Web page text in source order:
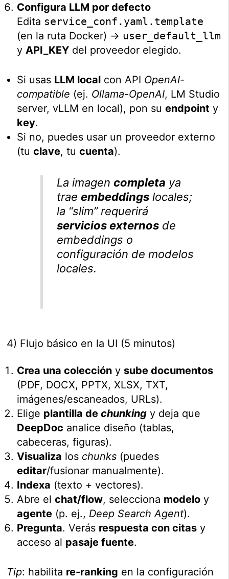
Configura LLM por defecto
Edita service_conf.yaml.template
(en la ruta Docker) → user_default_llm
yAPI_KEY del proveedor elegido.
Si usas LLM local con API OpenAI-
compatible (ej. Ollama-OpenAI, LM Studio
server, vLLM en local), pon suendpoint y
key.
Si no, puedes usar un proveedor externo
(tuclave, tucuenta).
La imagen completa ya
trae embeddingslocales;
la “slim” requerirá
servicios externosde
embeddings o
configuración de modelos
locales.
4) Flujo básico en la UI (5 minutos)
Crea una colección y sube documentos
(PDF, DOCX, PPTX, XLSX, TXT,
imágenes/escaneados, URLs).
Elige plantilla dechunking y deja que
DeepDoc analice diseño (tablas,
cabeceras, figuras).
Visualiza los chunks (puedes
editar/fusionar manualmente).
Indexa (texto + vectores).
Abre elchat/flow, selecciona modelo y
agente (p. ej., Deep Search Agent).
Pregunta. Verás respuesta con citas y
acceso al pasaje fuente.
Tip: habilita re-ranking en la configuración